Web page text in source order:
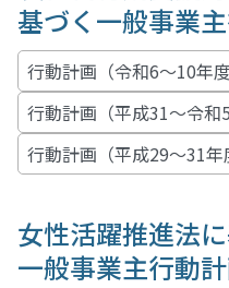
基づく一般事業
行動計画（令和6～10年
行動計画（平成31～令和
行動計画（平成29～31年
女性活躍推進法
一般事業主行動